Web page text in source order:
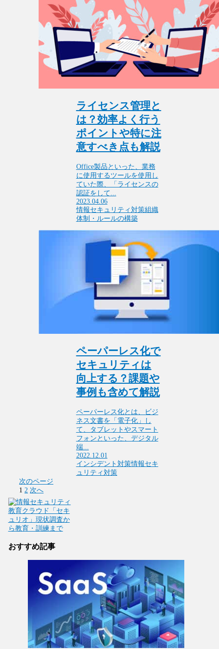
ライセンス管理と
は？効率よく行う
ポイントや特に注
意すべき点も解説​
​​​​Office製品といった、業務
に使用するツールを使用し
ていた際、「ライセンスの
認証をして...
2023.04.06
情報セキュリティ対策組織
体制・ルールの構築
ペーパーレス化で
セキュリティは
向上する？課題や
事例も含めて解説
ペーパーレス化とは、ビジ
ネス文書を「電子化」し
て、タブレットやスマート
フォンといった、デジタル
端...
2022.12.01
インシデント対策情報セキ
ュリティ対策
次のページ
1 2 次へ
おすすめ記事